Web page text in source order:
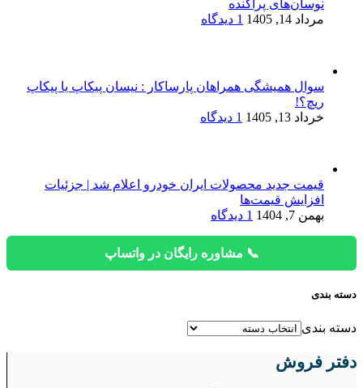
نوسان‌های پراکنده
مرداد 14, 1405
1 دیدگاه
سوال همیشگی همراهان پارساکار : نیسان پیکاپ یا پیکاپ
ریچ؟!
خرداد 13, 1405
1 دیدگاه
قیمت جدید محصولات ایران خودرو اعلام شد | جزئیات
افزایش قیمت‌ها
بهمن 7, 1404
1 دیدگاه
📞 مشاوره رایگان در واتساپ
دسته بندی
دسته بندی
دفتر فروش